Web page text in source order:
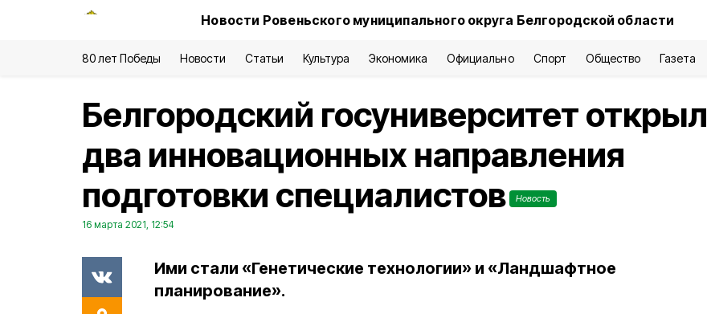
Новости Ровеньского муниципального округа Белгородской области
80 лет Победы Новости Статьи Культура Экономика Официально Спорт Общество Газета
Белгородский госуниверситет открыл
два инновационных направления
подготовки специалистов
Новость
16 марта 2021, 12:54
Ими стали «Генетические технологии» и «Ландшафтное
планирование».